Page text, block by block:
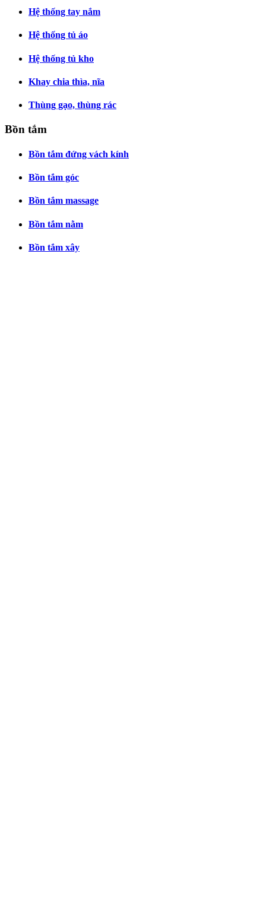
Hệ thống tay nắm
Hệ thống tủ áo
Hệ thống tủ kho
Khay chia thìa, nĩa
Thùng gạo, thùng rác
Bồn tắm
Bồn tắm đứng vách kính
Bồn tắm góc
Bồn tắm massage
Bồn tắm nằm
Bồn tắm xây